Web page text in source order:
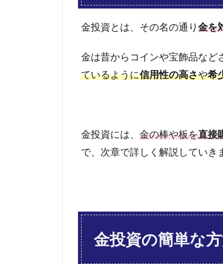
2.1.2
金貨
②純
金積
③金
関連
の投
ETF
金投資とは、その名の通り 金を
金は昔からコインや宝飾品など
ているように信用性の高さや希
金投資には、 金の棒や板を直接
で、次章で詳しく解説していき
金投資の簡単な